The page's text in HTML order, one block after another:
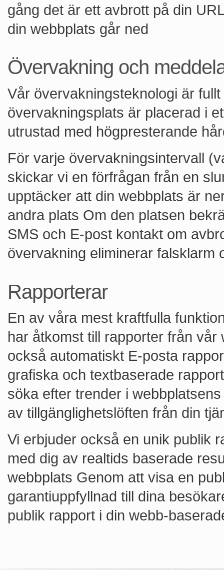
gång det är ett avbrott på din
din webbplats går ned
Övervakning och
Vår övervakningsteknologi är
övervakningsplats är placerad i
utrustad med högpresterande
För varje övervakningsintervall
skickar vi en förfrågan från en
upptäcker att din webbplats är
andra plats Om den platsen
SMS och E-post kontakt om
övervakning eliminerar falsklarm
Rapporterar
En av våra mest kraftfulla
har åtkomst till rapporter från
också automatiskt E-posta
grafiska och textbaserade
söka efter trender i
av tillgänglighetslöften från din
Vi erbjuder också en unik publik
med dig av realtids baserade
webbplats Genom att visa en
garantiuppfyllnad till dina
publik rapport i din webb-